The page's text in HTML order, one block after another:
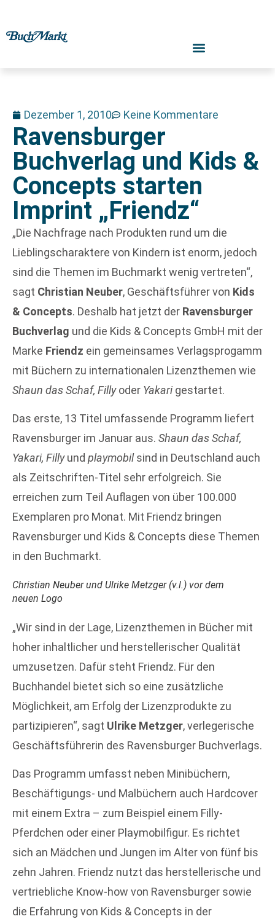
Dezember 1, 2010 Keine Kommentare
Ravensburger
Buchverlag und Kids &
Concepts starten
Imprint „Friendz“
„Die Nachfrage nach Produkten rund um die
Lieblingscharaktere von Kindern ist enorm, jedoch
sind die Themen im Buchmarkt wenig vertreten“,
sagt Christian Neuber, Geschäftsführer von Kids
& Concepts. Deshalb hat jetzt der Ravensburger
Buchverlag und die Kids & Concepts GmbH mit der
Marke Friendz ein gemeinsames Verlagsprogamm
mit Büchern zu internationalen Lizenzthemen wie
Shaun das Schaf, Fillyoder Yakarigestartet.
Das erste, 13 Titel umfassende Programm liefert
Ravensburger im Januar aus. Shaun das Schaf,
Yakari, Fillyund playmobilsind in Deutschland auch
als Zeitschriften-Titel sehr erfolgreich. Sie
erreichen zum Teil Auflagen von über 100.000
Exemplaren pro Monat. Mit Friendz bringen
Ravensburger und Kids & Concepts diese Themen
in den Buchmarkt.
Christian Neuber und Ulrike Metzger (v.l.) vor dem
neuen Logo
„Wir sind in der Lage, Lizenzthemen in Bücher mit
hoher inhaltlicher und herstellerischer Qualität
umzusetzen. Dafür steht Friendz. Für den
Buchhandel bietet sich so eine zusätzliche
Möglichkeit, am Erfolg der Lizenzprodukte zu
partizipieren“, sagt Ulrike Metzger, verlegerische
Geschäftsführerin des Ravensburger Buchverlags.
Das Programm umfasst neben Minibüchern,
Beschäftigungs- und Malbüchern auch Hardcover
mit einem Extra – zum Beispiel einem Filly-
Pferdchen oder einer Playmobilfigur. Es richtet
sich an Mädchen und Jungen im Alter von fünf bis
zehn Jahren. Friendz nutzt das herstellerische und
vertriebliche Know-how von Ravensburger sowie
die Erfahrung von Kids & Concepts in der